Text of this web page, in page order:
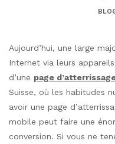
Aujourd’hui, une large
Internet via leurs
d’une page
Suisse, où les habitudes
avoir une page
mobile peut faire une
conversion. Si vous ne